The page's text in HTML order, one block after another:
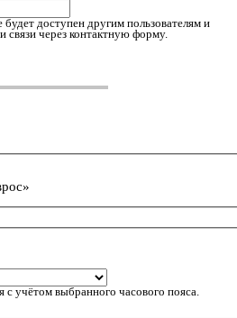
доступен другим пользователям и
связи через контактную форму.
учётом выбранного часового пояса.